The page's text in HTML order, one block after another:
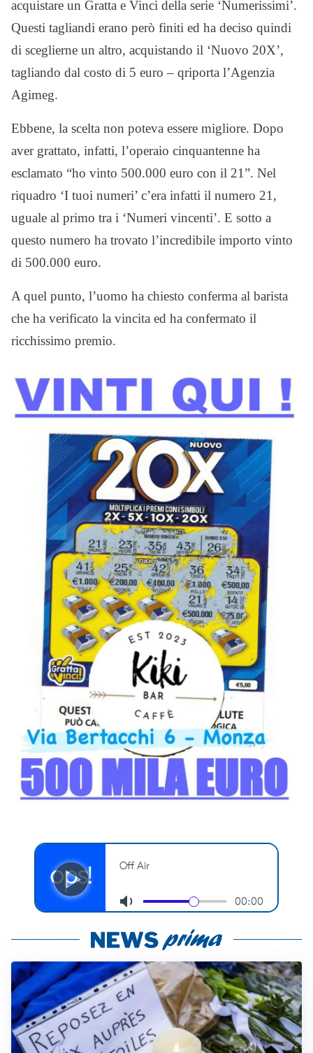
acquistare un Gratta e Vinci della serie ‘Numerissimi’.
Questi tagliandi erano però finiti ed ha deciso quindi
di sceglierne un altro, acquistando il ‘Nuovo 20X’,
tagliando dal costo di 5 euro – qriporta l’Agenzia
Agimeg.
Ebbene, la scelta non poteva essere migliore. Dopo
aver grattato, infatti, l’operaio cinquantenne ha
esclamato “ho vinto 500.000 euro con il 21”. Nel
riquadro ‘I tuoi numeri’ c’era infatti il numero 21,
uguale al primo tra i ‘Numeri vincenti’. E sotto a
questo numero ha trovato l’incredibile importo vinto
di 500.000 euro.
A quel punto, l’uomo ha chiesto conferma al barista
che ha verificato la vincita ed ha confermato il
ricchissimo premio.